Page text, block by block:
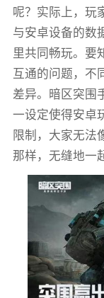
呢？实际上，玩
与安卓设备的数
里共同畅玩。要
互通的问题，不
差异。暗区突围
一设定使得安卓
限制，大家无法
那样，无缝地一